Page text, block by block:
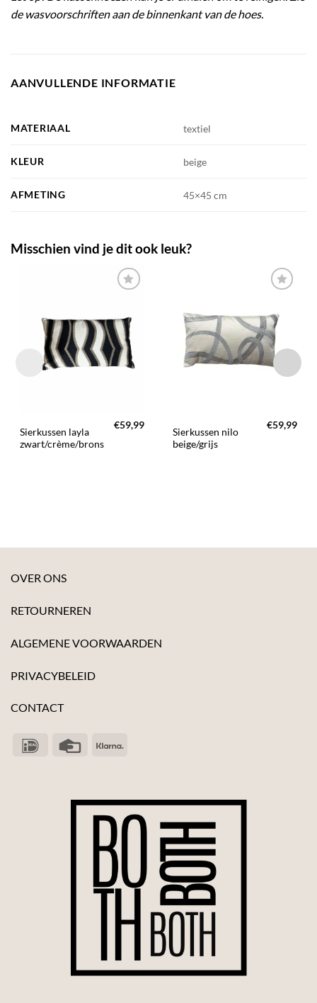
de wasvoorschriften aan de binnenkant van de hoes.
AANVULLENDE INFORMATIE
MATERIAAL textiel
KLEUR beige
AFMETING 45×45 cm
Misschien vind je dit ook leuk?
TOEVOEGEN
AAN JOUW
FAVORIETEN
Sierkussen layla
zwart/crème/brons
€59,99
TOEVOEGEN
AAN JOUW
FAVORIETEN
Sierkussen nilo
beige/grijs
€59,99
OVER ONS
RETOURNEREN
ALGEMENE VOORWAARDEN
PRIVACYBELEID
CONTACT